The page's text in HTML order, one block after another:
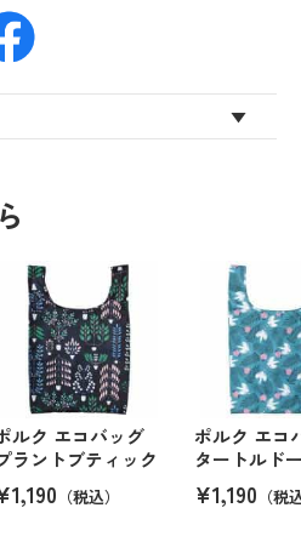
ルク エコバッグ
ラントブティック
（税込）
ポルク エ
タートルド
¥1,190 （税